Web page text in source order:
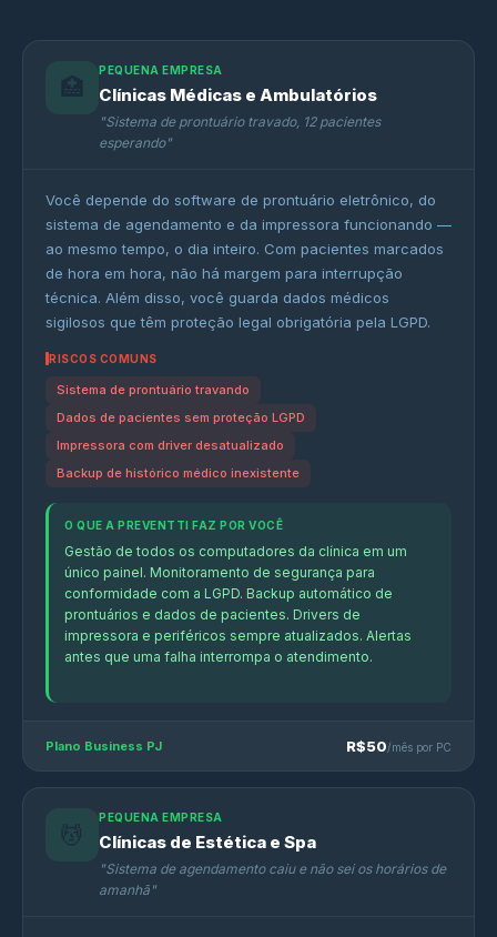
🏥
PEQUENA EMPRESA
Clínicas Médicas e Ambulatórios
"Sistema de prontuário travado, 12 pacientes
esperando"
Você depende do software de prontuário eletrônico, do
sistema de agendamento e da impressora funcionando —
ao mesmo tempo, o dia inteiro. Com pacientes marcados
de hora em hora, não há margem para interrupção
técnica. Além disso, você guarda dados médicos
sigilosos que têm proteção legal obrigatória pela LGPD.
RISCOS COMUNS
Sistema de prontuário travando
Dados de pacientes sem proteção LGPD
Impressora com driver desatualizado
Backup de histórico médico inexistente
O QUE A PREVENTTI FAZ POR VOCÊ
Gestão de todos os computadores da clínica em um
único painel. Monitoramento de segurança para
conformidade com a LGPD. Backup automático de
prontuários e dados de pacientes. Drivers de
impressora e periféricos sempre atualizados. Alertas
antes que uma falha interrompa o atendimento.
Plano Business PJ R$50/mês por PC
💆
PEQUENA EMPRESA
Clínicas de Estética e Spa
"Sistema de agendamento caiu e não sei os horários de
amanhã"